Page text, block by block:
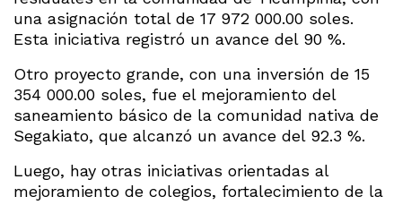
una asignación total de 17 972 000.00 soles.
Esta iniciativa registró un avance del 90 %.
Otro proyecto grande, con una inversión de 15
354 000.00 soles, fue el mejoramiento del
saneamiento básico de la comunidad nativa de
Segakiato, que alcanzó un avance del 92.3 %.
Luego, hay otras iniciativas orientadas al
mejoramiento de colegios, fortalecimiento de la